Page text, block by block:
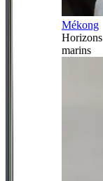
Mékong
Horizons
marins